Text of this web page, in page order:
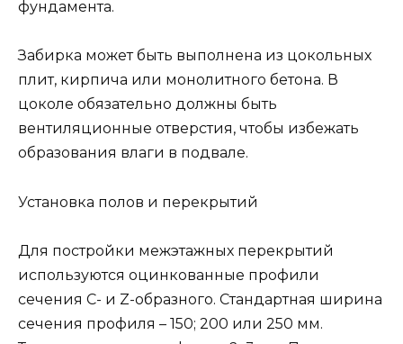
фундамента.
Забирка может быть выполнена из цокольных
плит, кирпича или монолитного бетона. В
цоколе обязательно должны быть
вентиляционные отверстия, чтобы избежать
образования влаги в подвале.
Установка полов и перекрытий
Для постройки межэтажных перекрытий
используются оцинкованные профили
сечения С- и Z-образного. Стандартная ширина
сечения профиля – 150; 200 или 250 мм.